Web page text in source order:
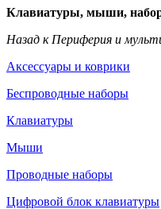
Клавиатуры, мыши,
Назад к Периферия и
Аксессуары и коврики
Беспроводные наборы
Клавиатуры
Мыши
Проводные наборы
Цифровой блок клавиатуры